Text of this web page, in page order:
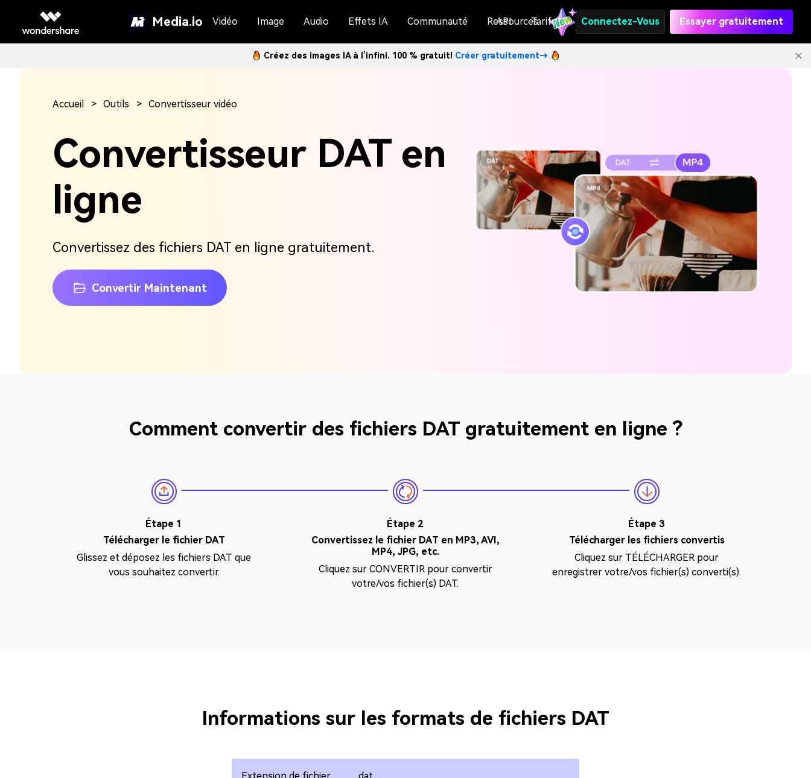
Media.io Vidéo Image Audio Effets IA Communauté Ressources
API Tarifs Connectez-Vous Essayer gratuitement
Créez des images IA à l’infini. 100 % gratuit! Créer gratuitement→
Convertisseur DAT en
ligne
Convertissez des fichiers DAT en ligne gratuitement.
Convertir Maintenant
Accueil Outils Convertisseur vidéo
Comment convertir des fichiers DAT gratuitement en ligne ?
Étape 1
Télécharger le fichier DAT
Glissez et déposez les fichiers DAT que
vous souhaitez convertir.
Étape 2
Convertissez le fichier DAT en MP3, AVI,
MP4, JPG, etc.
Cliquez sur CONVERTIR pour convertir
votre/vos fichier(s) DAT.
Étape 3
Télécharger les fichiers convertis
Cliquez sur TÉLÉCHARGER pour
enregistrer votre/vos fichier(s) converti(s).
Informations sur les formats de fichiers DAT